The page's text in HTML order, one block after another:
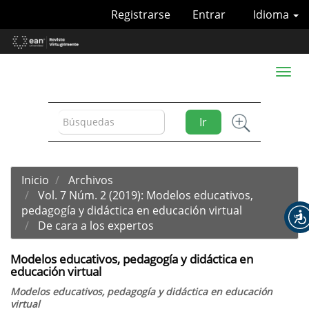
Contenido
principal
Idioma
Registrarse Entrar
Ir
Toggle
Inicio
Archivos
Vol. 7 Núm. 2 (2019): Modelos educativos,
pedagogía y didáctica en educación virtual
De cara a los expertos
Modelos educativos, pedagogía y didáctica en
educación virtual
Modelos educativos, pedagogía y didáctica en educación
virtual